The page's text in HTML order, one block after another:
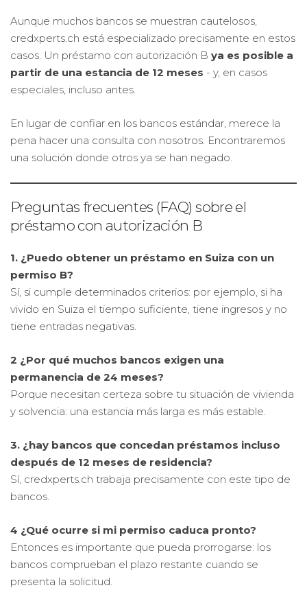
Aunque muchos bancos se muestran cautelosos,
credxperts.ch está especializado precisamente en estos
casos. Un préstamo con autorización B ya es posible a
partir de una estancia de 12 meses - y, en casos
especiales, incluso antes.
En lugar de confiar en los bancos estándar, merece la
pena hacer una consulta con nosotros. Encontraremos
una solución donde otros ya se han negado.
Preguntas frecuentes (FAQ) sobre el
préstamo con autorización B
1. ¿Puedo obtener un préstamo en Suiza con un
permiso B?
Sí, si cumple determinados criterios: por ejemplo, si ha
vivido en Suiza el tiempo suficiente, tiene ingresos y no
tiene entradas negativas.
2 ¿Por qué muchos bancos exigen una
permanencia de 24 meses?
Porque necesitan certeza sobre tu situación de vivienda
y solvencia: una estancia más larga es más estable.
3. ¿hay bancos que concedan préstamos incluso
después de 12 meses de residencia?
Sí, credxperts.ch trabaja precisamente con este tipo de
bancos.
4 ¿Qué ocurre si mi permiso caduca pronto?
Entonces es importante que pueda prorrogarse: los
bancos comprueban el plazo restante cuando se
presenta la solicitud.